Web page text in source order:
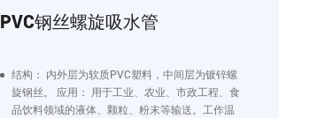
PVC钢丝螺旋吸水管
结构： 内外层为软质PVC塑料，中间层为镀锌螺
旋钢丝。 应用： 用于工业、农业、市政工程、食
品饮料领域的液体、颗粒、粉末等输送。工作温